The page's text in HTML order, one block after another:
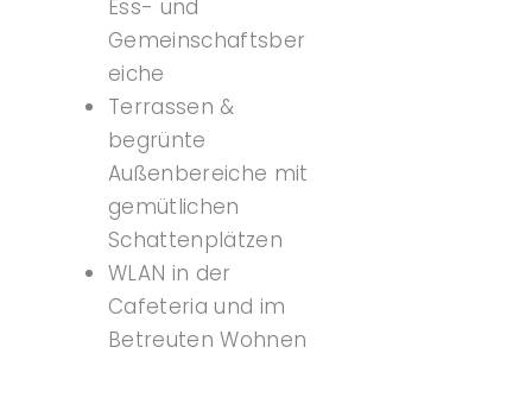
Ess- und
Gemeinschaftsber
eiche
Terrassen &
begrünte
Außenbereiche mit
gemütlichen
Schattenplätzen
WLAN in der
Cafeteria und im
Betreuten Wohnen